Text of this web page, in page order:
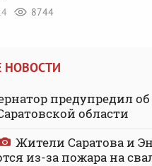
8744
НОВОСТИ
предупредил об
области
Жители Саратова и
из-за пожара на